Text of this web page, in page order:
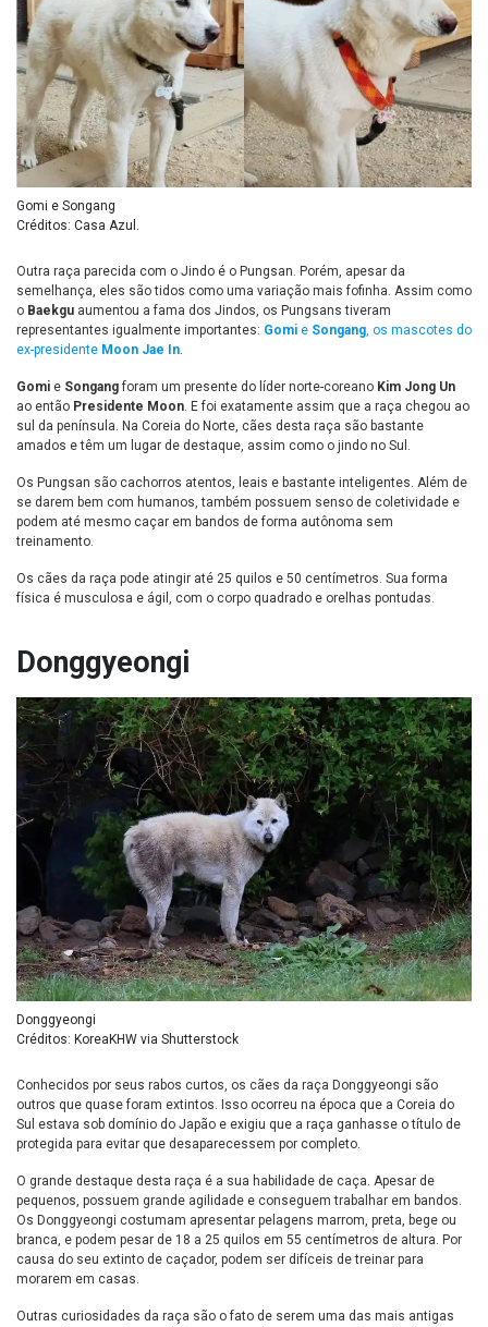
Gomi e Songang
Créditos: Casa Azul.
Outra raça parecida com o Jindo é o Pungsan. Porém, apesar da
semelhança, eles são tidos como uma variação mais fofinha. Assim como
o Baekgu aumentou a fama dos Jindos, os Pungsans tiveram
representantes igualmente importantes: Gomi e Songang, os mascotes do
ex-presidente Moon Jae In.
Gomi e Songangforam um presente do líder norte-coreano Kim Jong Un
ao então Presidente Moon. E foi exatamente assim que a raça chegou ao
sul da península. Na Coreia do Norte, cães desta raça são bastante
amados e têm um lugar de destaque, assim como o jindo no Sul.
Os Pungsan são cachorros atentos, leais e bastante inteligentes. Além de
se darem bem com humanos, também possuem senso de coletividade e
podem até mesmo caçar em bandos de forma autônoma sem
treinamento.
Os cães da raça pode atingir até 25 quilos e 50 centímetros. Sua forma
física é musculosa e ágil, com o corpo quadrado e orelhas pontudas.
Donggyeongi
Donggyeongi
Créditos: KoreaKHW via Shutterstock
Conhecidos por seus rabos curtos, os cães da raça Donggyeongi são
outros que quase foram extintos. Isso ocorreu na época que a Coreia do
Sul estava sob domínio do Japão e exigiu que a raça ganhasse o título de
protegida para evitar que desaparecessem por completo.
O grande destaque desta raça é a sua habilidade de caça. Apesar de
pequenos, possuem grande agilidade e conseguem trabalhar em bandos.
Os Donggyeongi costumam apresentar pelagens marrom, preta, bege ou
branca, e podem pesar de 18 a 25 quilos em 55 centímetros de altura. Por
causa do seu extinto de caçador, podem ser difíceis de treinar para
morarem em casas.
Outras curiosidades da raça são o fato de serem uma das mais antigas